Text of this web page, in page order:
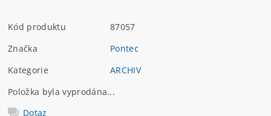
Kód produktu
87057
Značka
Pontec
Kategorie
ARCHIV
Položka byla vyprodána...
Dotaz